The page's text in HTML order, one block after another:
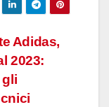
Adidas,
2023:
gli